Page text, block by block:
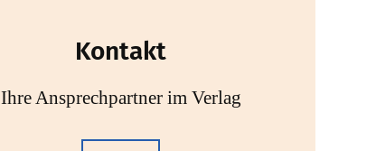
Kontakt
Ihre Ansprechpartner im Verlag